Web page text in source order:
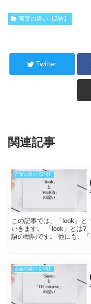
言葉の違い【2語】
Twitter
関連記事
言葉の違い【2語】
この記事では、「look」と
いきます。 「look」とは? 「look」とは、「見る」を意味している英
語の動詞です。 他にも、
言葉の違い【2語】